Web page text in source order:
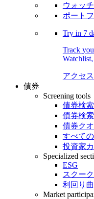
ウォッ
ポート
Try in 7
Track
アクセ
債券
Screening tools
債券検
債券検
債券ク
すべて
投資家
Specialized
ESG
スクーク
利回り
Market